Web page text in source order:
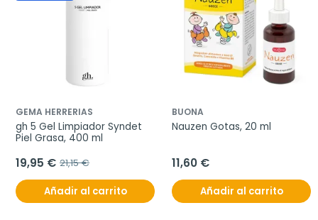
GEMA HERRERIAS
gh 5 Gel Limpiador Syndet
Piel Grasa, 400 ml
19,95 € 21,15 €
Añadir al carrito
BUONA
Nauzen Gotas, 20 ml
11,60 €
Añadir al carrito